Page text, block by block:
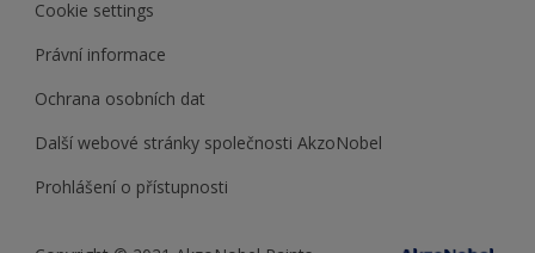
Cookie settings
Právní informace
Ochrana osobních dat
Další webové stránky společnosti AkzoNobel
Prohlášení o přístupnosti